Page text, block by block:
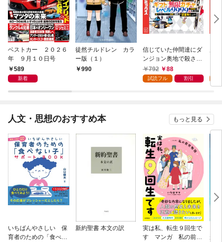
ベストカー ２０２６
年 ９月１０日号
589
新着
徒然チルドレン カラ
ー版（１）
990
信じていた仲間達にダ
ンジョン奥地で殺され
かけたがギフト『無限
ガチャ』でレベル９９
『ざまぁ！』します！
792 88
試読フル 割引
人文・思想のおすすめ本 もっと見る
いちばんやさしい 保
育者のための「食べな
新約聖書 本文の訳
実は私、転生９回生で
す マンガ 私の前世
が